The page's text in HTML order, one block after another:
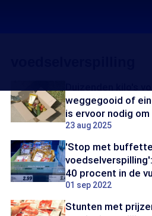
weggegooid of
is ervoor nodig
23 aug 2025
'Stop met
40 procent in de
01 sep 2022
Stunten met